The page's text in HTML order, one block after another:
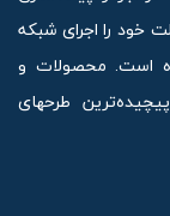
خود را اجرای شبکه
است. محصولات و
طرحهای